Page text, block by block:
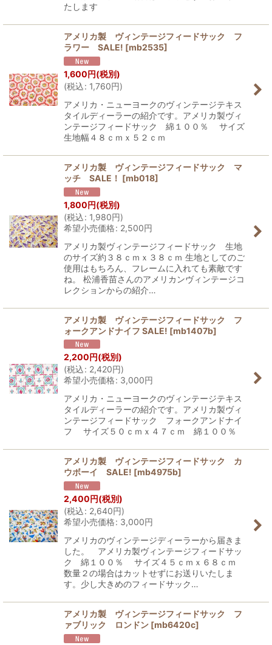
たします
アメリカ製 ヴィンテージフィードサック フ
ラワー SALE! [mb2535]
1,600円(税別)
(税込: 1,760円)
アメリカ・ニューヨークのヴィンテージテキス
タイルディーラーの紹介です。アメリカ製ヴィ
ンテージフィードサック 綿１００％ サイズ
生地幅４８ｃｍｘ５２ｃｍ
アメリカ製 ヴィンテージフィードサック マ
ッチ SALE！ [mb018]
1,800円(税別)
(税込: 1,980円)
希望小売価格: 2,500円
アメリカ製ヴィンテージフィードサック 生地
のサイズ約３８ｃｍｘ３８ｃｍ 生地としてのご
使用はもちろん、フレームに入れても素敵です
ね。 松浦香苗さんのアメリカンヴィンテージコ
レクションからの紹介…
アメリカ製 ヴィンテージフィードサック フ
ォークアンドナイフ SALE! [mb1407b]
2,200円(税別)
(税込: 2,420円)
希望小売価格: 3,000円
アメリカ・ニューヨークのヴィンテージテキス
タイルディーラーの紹介です。アメリカ製ヴィ
ンテージフィードサック フォークアンドナイ
フ サイズ５０ｃｍｘ４７ｃｍ 綿１００％
アメリカ製 ヴィンテージフィードサック カ
ウボーイ SALE! [mb4975b]
2,400円(税別)
(税込: 2,640円)
希望小売価格: 3,000円
アメリカのヴィンテージディーラーから届きま
した。 アメリカ製ヴィンテージフィードサッ
ク 綿１００％ サイズ４５ｃｍｘ６８ｃｍ
数量２の場合はカットせずにお送りいたしま
す。少し大きめのフィードサック…
アメリカ製 ヴィンテージフィードサック フ
ァブリック ロンドン [mb6420c]